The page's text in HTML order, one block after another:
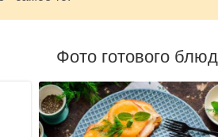
Фото готового